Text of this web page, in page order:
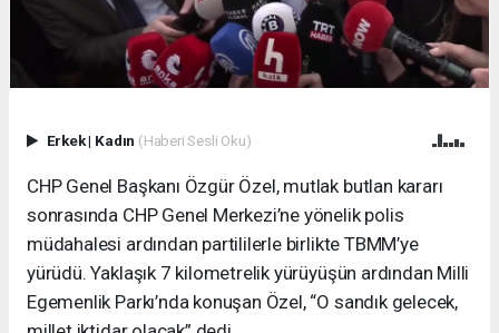
Erkek| Kadın (Haberi Sesli Oku)
CHP Genel Başkanı Özgür Özel, mutlak butlan kararı
sonrasında CHP Genel Merkezi’ne yönelik polis
müdahalesi ardından partililerle birlikte TBMM’ye
yürüdü. Yaklaşık 7 kilometrelik yürüyüşün ardından Milli
Egemenlik Parkı’nda konuşan Özel, “O sandık gelecek,